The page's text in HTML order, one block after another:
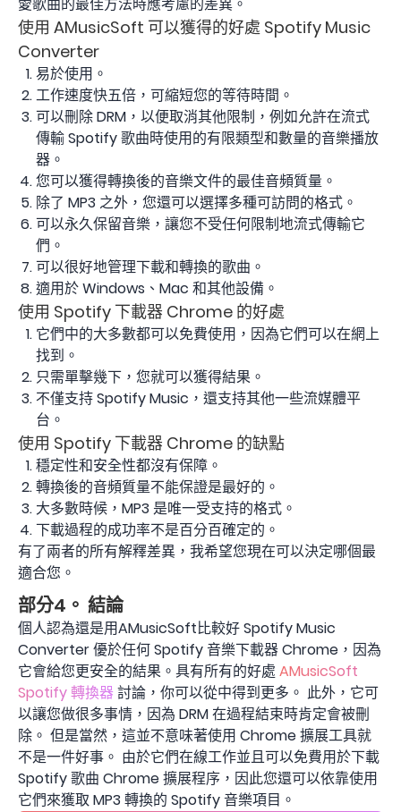
愛歌曲的最佳方法時應考慮的差異。
使用 AMusicSoft 可以獲得的好處 Spotify Music
Converter
易於使用。
工作速度快五倍，可縮短您的等待時間。
可以刪除 DRM，以便取消其他限制，例如允許在流式
傳輸 Spotify 歌曲時使用的有限類型和數量的音樂播放
器。
您可以獲得轉換後的音樂文件的最佳音頻質量。
除了 MP3 之外，您還可以選擇多種可訪問的格式。
可以永久保留音樂，讓您不受任何限制地流式傳輸它
們。
可以很好地管理下載和轉換的歌曲。
適用於 Windows、Mac 和其他設備。
使用 Spotify 下載器 Chrome 的好處
它們中的大多數都可以免費使用，因為它們可以在網上
找到。
只需單擊幾下，您就可以獲得結果。
不僅支持 Spotify Music，還支持其他一些流媒體平
台。
使用 Spotify 下載器 Chrome 的缺點
穩定性和安全性都沒有保障。
轉換後的音頻質量不能保證是最好的。
大多數時候，MP3 是唯一受支持的格式。
下載過程的成功率不是百分百確定的。
有了兩者的所有解釋差異，我希望您現在可以決定哪個最
適合您。
部分4。 結論
個人認為還是用AMusicSoft比較好 Spotify Music
Converter 優於任何 Spotify 音樂下載器 Chrome，因為
它會給您更安全的結果。具有所有的好處 AMusicSoft
Spotify 轉換器討論，你可以從中得到更多。 此外，它可
以讓您做很多事情，因為 DRM 在過程結束時肯定會被刪
除。 但是當然，這並不意味著使用 Chrome 擴展工具就
不是一件好事。 由於它們在線工作並且可以免費用於下載
Spotify 歌曲 Chrome 擴展程序，因此您還可以依靠使用
它們來獲取 MP3 轉換的 Spotify 音樂項目。